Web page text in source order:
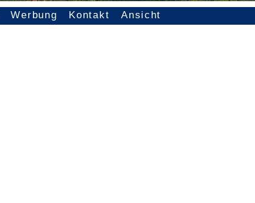
Werbung Kontakt Ansicht